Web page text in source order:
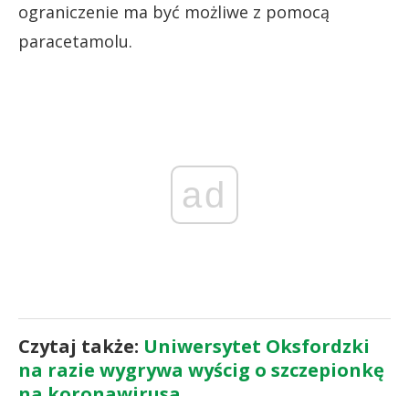
ograniczenie ma być możliwe z pomocą
paracetamolu.
ad
Czytaj także: Uniwersytet Oksfordzki
na razie wygrywa wyścig o szczepionkę